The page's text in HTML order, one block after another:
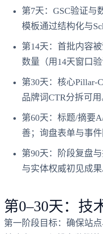
第7天：GSC验证与
模板通过结构化与
第14天：首批内容
数量（用14天窗口验
第30天：核心Pillar-
品牌词CTR分拆可用
第60天：标题/摘要
善；询盘表单与事件
第90天：阶段复盘
与实体权威初见成果
第0–30天：技
第一阶段目标：确保站